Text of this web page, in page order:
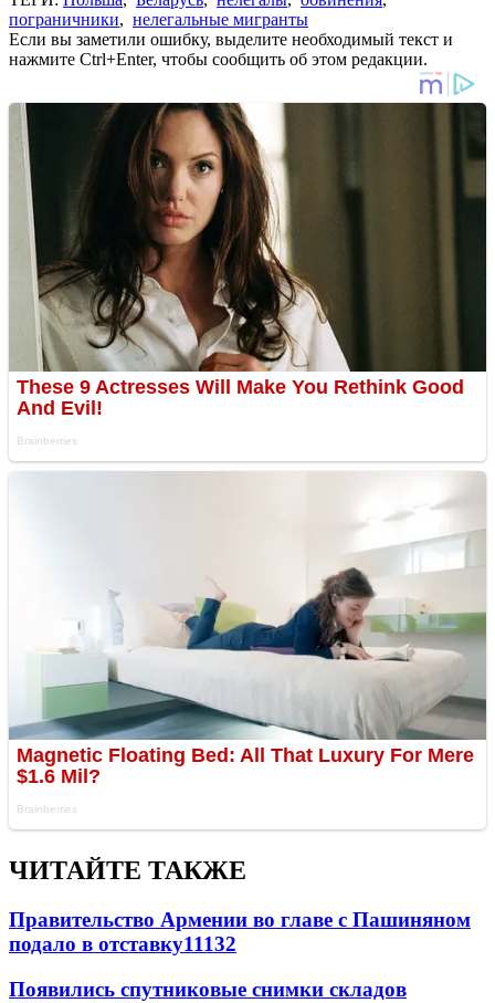
пограничники, нелегальные мигранты
Если вы заметили ошибку, выделите необходимый текст и
нажмите Ctrl+Enter, чтобы сообщить об этом редакции.
ЧИТАЙТЕ ТАКЖЕ
Правительство Армении во главе с Пашиняном
подало в отставку11132
Появились спутниковые снимки складов